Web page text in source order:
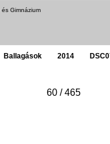
Gimnázium
Ballagások 2014
60 / 465